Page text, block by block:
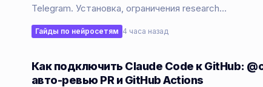
Telegram. Установка, ограничения research…
Гайды по нейросетям 4 часа назад
Как подключить Claude Code к GitHub:
авто-ревью PR и GitHub Actions